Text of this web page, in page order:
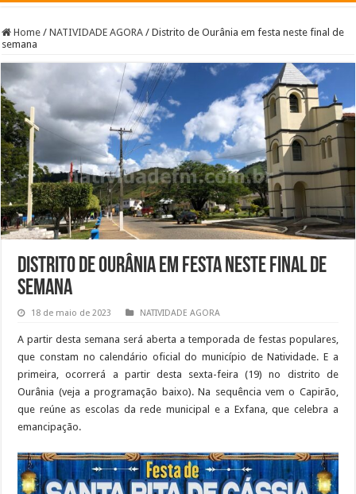
Home / NATIVIDADE AGORA / Distrito de Ourânia em festa neste final de
semana
Distrito de Ourânia em festa neste final de
semana
18 de maio de 2023 NATIVIDADE AGORA
A partir desta semana será aberta a temporada de festas populares,
que constam no calendário oficial do município de Natividade. E a
primeira, ocorrerá a partir desta sexta-feira (19) no distrito de
Ourânia (veja a programação baixo). Na sequência vem o Capirão,
que reúne as escolas da rede municipal e a Exfana, que celebra a
emancipação.